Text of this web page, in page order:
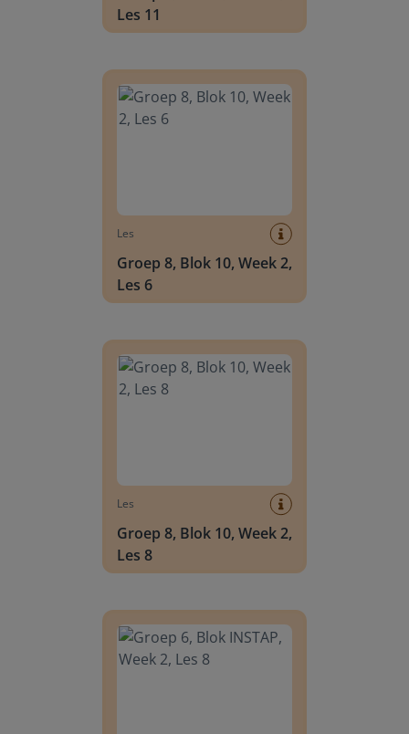
Les 11
Les
Groep 8, Blok 10, Week 2,
Les 6
Les
Groep 8, Blok 10, Week 2,
Les 8